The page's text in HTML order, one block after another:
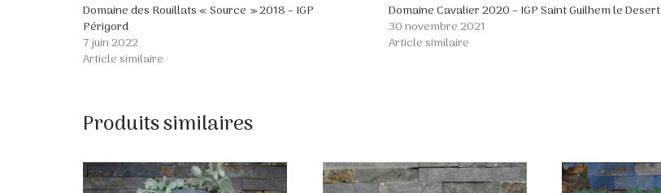
Domaine des Rouillats « Source » 2018 – IGP
Périgord
7 juin 2022
Article similaire
Domaine Cavalier 2020 – IGP Saint Guilhem le Desert
30 novembre 2021
Article similaire
Produits similaires